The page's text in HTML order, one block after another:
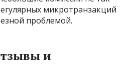
микротранзакций
проблемой.
и